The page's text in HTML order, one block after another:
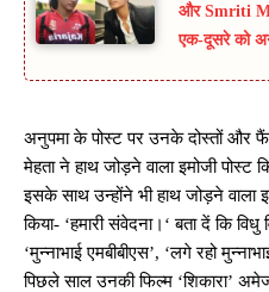
और Smriti
एक-दूसरे को
अनुपमा के पोस्ट पर उनके दोस्तों और
मेहता ने हाथ जोड़ने वाला इमोजी पोस्ट
इसके साथ उन्होंने भी हाथ जोड़ने वाला
किया- ‘हमारी संवेदना।‘ बता दें कि
‘मुन्नाभाई एमबीबीएस’, ‘लगे रहो
पिछले साल उनकी फिल्म ‘शिकारा’